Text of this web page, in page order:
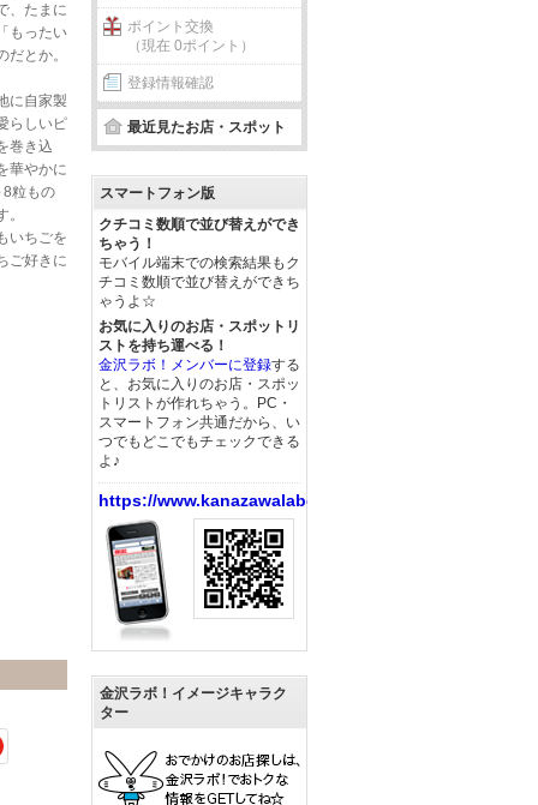
、たまに
もったい
とか。
に自家製
らしいピ
巻き込
華やかに
8粒もの
いちごを
ご好きに
ポイント交換
（現在 0ポイント）
登録情報確認
最近見たお店・スポット
スマートフォン版
クチコミ数順で並び替えができ
ちゃう！
モバイル端末での検索結果もク
チコミ数順で並び替えができち
ゃうよ☆
お気に入りのお店・スポットリ
ストを持ち運べる！
金沢ラボ！メンバーに登録する
と、お気に入りのお店・スポッ
トリストが作れちゃう。PC・
スマートフォン共通だから、い
つでもどこでもチェックできる
よ♪
https://www.kanazawalabo.net/
金沢ラボ！イメージキャラク
ター